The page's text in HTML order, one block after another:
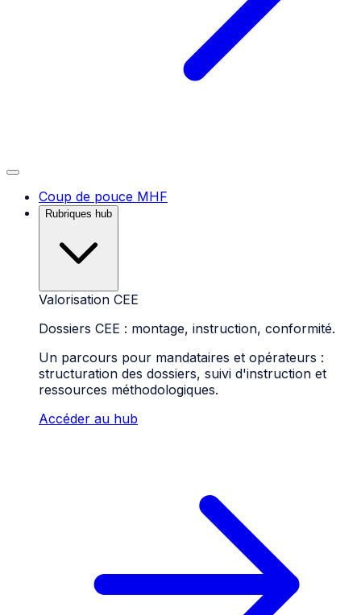
Coup de pouce MHF
Rubriques hub
Valorisation CEE
Dossiers CEE : montage, instruction, conformité.
Un parcours pour mandataires et opérateurs :
structuration des dossiers, suivi d'instruction et
ressources méthodologiques.
Accéder au hub